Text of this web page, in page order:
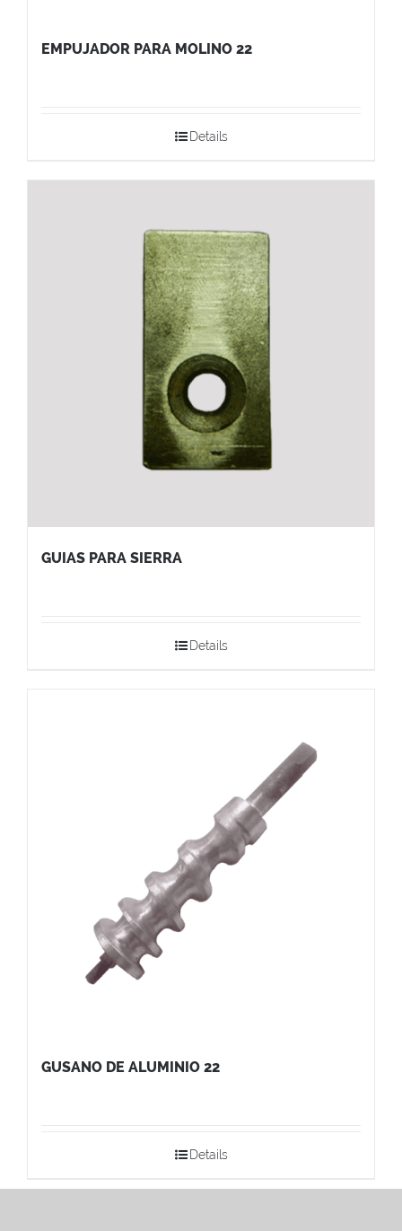
EMPUJADOR PARA MOLINO 22
Details
GUIAS PARA SIERRA
Details
GUSANO DE ALUMINIO 22
Details